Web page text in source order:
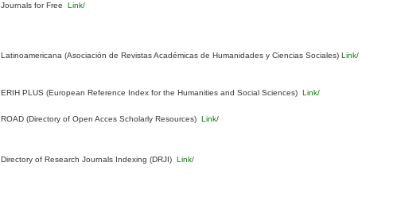
Journals for Free Link/
Latinoamericana (Asociación de Revistas Académicas de Humanidades y Ciencias Sociales)Link/
ERIH PLUS (European Reference Index for the Humanities and Social Sciences) Link/
ROAD (Directory of Open Acces Scholarly Resources) Link/
Directory of Research Journals Indexing (DRJI) Link/